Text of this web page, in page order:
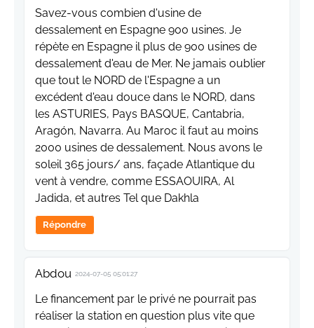
Savez-vous combien d'usine de
dessalement en Espagne 900 usines. Je
répète en Espagne il plus de 900 usines de
dessalement d'eau de Mer. Ne jamais oublier
que tout le NORD de l'Espagne a un
excédent d'eau douce dans le NORD, dans
les ASTURIES, Pays BASQUE, Cantabria,
Aragón, Navarra. Au Maroc il faut au moins
2000 usines de dessalement. Nous avons le
soleil 365 jours/ ans, façade Atlantique du
vent à vendre, comme ESSAOUIRA, Al
Jadida, et autres Tel que Dakhla
Répondre
Abdou 2024-07-05 05:01:27
Le financement par le privé ne pourrait pas
réaliser la station en question plus vite que